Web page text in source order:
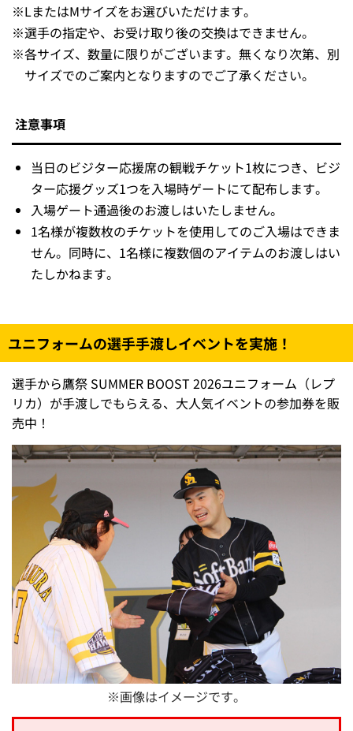
※LまたはMサイズをお選びいただけます。
※選手の指定や、お受け取り後の交換はできません。
※各サイズ、数量に限りがございます。無くなり次第、別
サイズでのご案内となりますのでご了承ください。
注意事項
当日のビジター応援席の観戦チケット1枚につき、ビジ
ター応援グッズ1つを入場時ゲートにて配布します。
入場ゲート通過後のお渡しはいたしません。
1名様が複数枚のチケットを使用してのご入場はできま
せん。同時に、1名様に複数個のアイテムのお渡しはい
たしかねます。
ユニフォームの選手手渡しイベントを実施！
選手から鷹祭 SUMMER BOOST 2026ユニフォーム（レプ
リカ）が手渡しでもらえる、大人気イベントの参加券を販
売中！
※画像はイメージです。